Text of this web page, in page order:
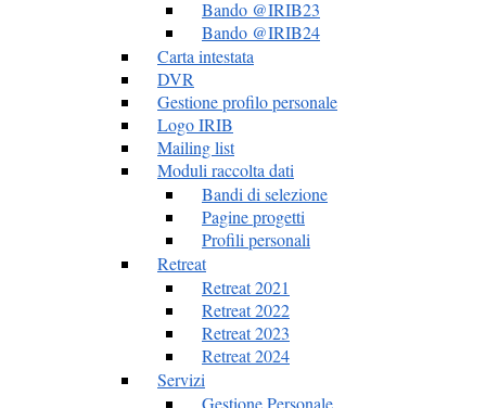
Bando @IRIB23
Bando @IRIB24
Carta intestata
DVR
Gestione profilo personale
Logo IRIB
Mailing list
Moduli raccolta dati
Bandi di selezione
Pagine progetti
Profili personali
Retreat
Retreat 2021
Retreat 2022
Retreat 2023
Retreat 2024
Servizi
Gestione Personale